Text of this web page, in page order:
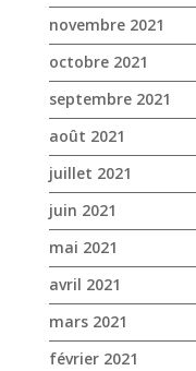
novembre 2021
octobre 2021
septembre 2021
août 2021
juillet 2021
juin 2021
mai 2021
avril 2021
mars 2021
février 2021